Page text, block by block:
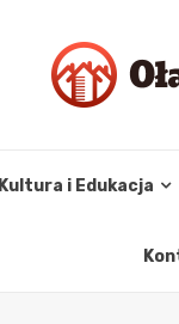
Kultura i Edukacja